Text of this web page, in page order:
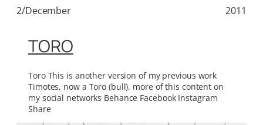
2/December 2011
TORO
Toro This is another version of my previous work
Timotes, now a Toro (bull). more of this content on
my social networks Behance Facebook Instagram
Share